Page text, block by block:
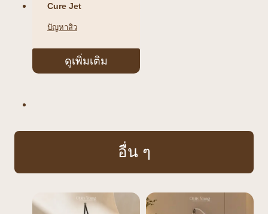
Cure Jet
ปัญหาสิว
ดูเพิ่มเติม
อื่น ๆ